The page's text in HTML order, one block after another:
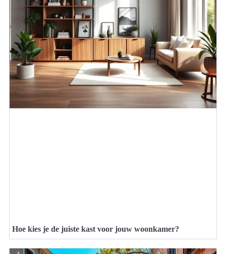
Hoe kies je de juiste kast voor jouw woonkamer?